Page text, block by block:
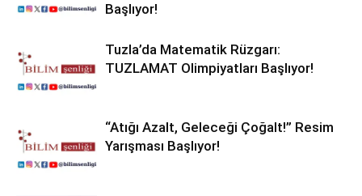
Başlıyor!
Tuzla’da Matematik Rüzgarı:
TUZLAMAT Olimpiyatları Başlıyor!
“Atığı Azalt, Geleceği Çoğalt!” Resim
Yarışması Başlıyor!